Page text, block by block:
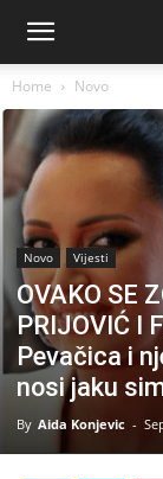
Home Novo
Novo Vijesti
OVAKO SE
PRIJOVIĆ I
Pevačica i
nosi jaku
By Aida Konjevic -